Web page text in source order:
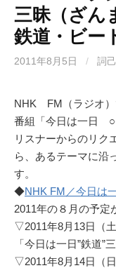
三昧（ざん
鉄道・ビー
2011年8月5日 / 詞己
NHK FM（ラジオ）
番組「今日は一日
リスナーからのリク
ら、あるテーマに沿
す。
◆NHK FM／今日は
2011年の８月の予定
▽2011年8月13日（土
「今日は一日”鉄道”
▽2011年8月14日（日